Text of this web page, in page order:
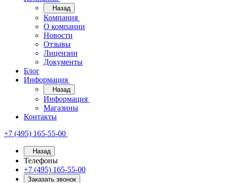
Назад
Компания
О компании
Новости
Отзывы
Лицензии
Документы
Блог
Информация
Назад
Информация
Магазины
Контакты
+7 (495) 165-55-00
Назад
Телефоны
+7 (495) 165-55-00
Заказать звонок